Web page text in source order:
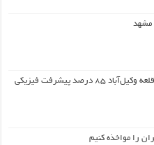
مشهد
طراحی شهری محدوده قلعه وکیل‌آباد ۸۵ درصد پیشرفت فیزیکی
را مواخذه کنیم